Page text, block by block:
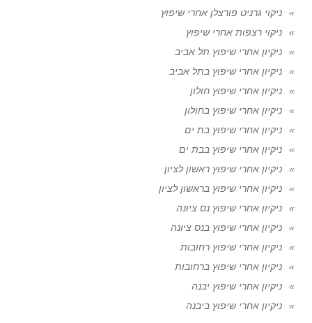
ניקוי גרניט פורצלן אחרי שיפוץ
ניקוי רצפות אחרי שיפוץ
ניקיון אחרי שיפוץ תל אביב
ניקיון אחרי שיפוץ בתל אביב
ניקיון אחרי שיפוץ חולון
ניקיון אחרי שיפוץ בחולון
ניקיון אחרי שיפוץ בת ים
ניקיון אחרי שיפוץ בבת ים
ניקיון אחרי שיפוץ ראשון לציון
ניקיון אחרי שיפוץ בראשון לציון
ניקיון אחרי שיפוץ נס ציונה
ניקיון אחרי שיפוץ בנס ציונה
ניקיון אחרי שיפוץ רחובות
ניקיון אחרי שיפוץ ברחובות
ניקיון אחרי שיפוץ יבנה
ניקיון אחרי שיפוץ ביבנה